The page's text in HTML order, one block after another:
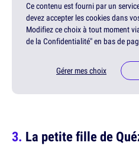
Ce contenu est fourni par un
devez accepter les cookies dans
Modifiez ce choix à tout moment
de la Confidentialité" en bas de
Gérer mes choix
La petite fille de